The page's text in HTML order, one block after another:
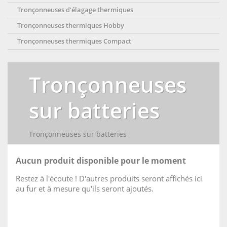
Tronçonneuses d'élagage thermiques
Tronçonneuses thermiques Hobby
Tronçonneuses thermiques Compact
Tronçonneuses
sur batteries
Tronçonneuses sur batteries
Aucun produit disponible pour le moment
Restez à l'écoute ! D'autres produits seront affichés ici
au fur et à mesure qu'ils seront ajoutés.